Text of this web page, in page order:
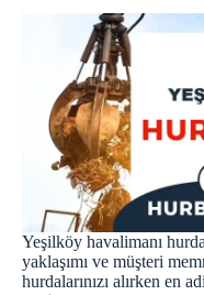
Yeşilköy havalimanı
yaklaşımı ve müşteri
hurdalarınızı alırken en